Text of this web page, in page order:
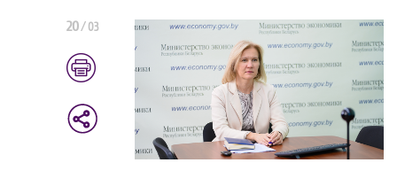
20/ 03